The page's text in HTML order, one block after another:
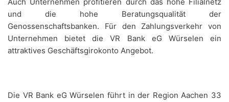
Auch Unternehmen profitieren durch das hohe Filialnetz
und die hohe Beratungsqualität der
Genossenschaftsbanken. Für den Zahlungsverkehr von
Unternehmen bietet die VR Bank eG Würselen ein
attraktives Geschäftsgirokonto Angebot.
Die VR Bank eG Würselen führt in der Region Aachen 33